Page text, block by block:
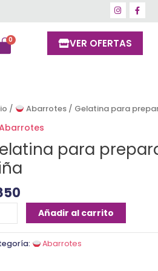
VER OFERTAS
/ Abarrotes/ Gelatina para
para
Añadir al carrito
Abarrotes